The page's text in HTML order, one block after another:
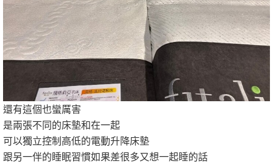
還有這個也蠻厲害
是兩張不同的床墊和在一起
可以獨立控制高低的電動升降床墊
跟另一伴的睡眠習慣如果差很多又想一起睡的話